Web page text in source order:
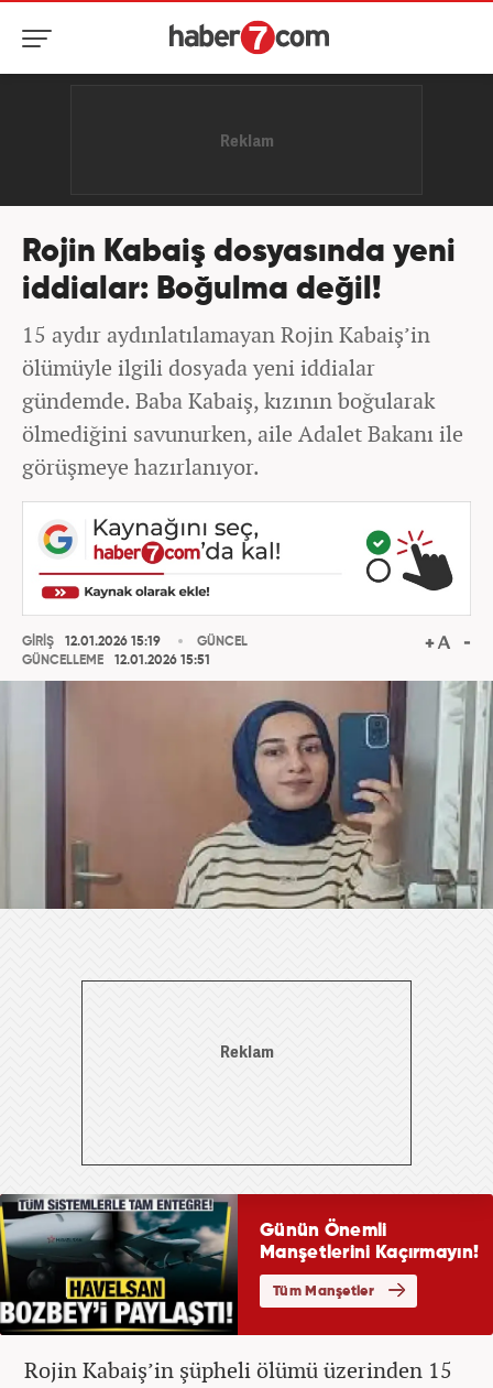
Rojin Kabaiş dosyasında yeni
iddialar: Boğulma değil!
15 aydır aydınlatılamayan Rojin Kabaiş’in
ölümüyle ilgili dosyada yeni iddialar
gündemde. Baba Kabaiş, kızının boğularak
ölmediğini savunurken, aile Adalet Bakanı ile
görüşmeye hazırlanıyor.
GİRİŞ
12.01.2026 15:19
GÜNCELLEME
12.01.2026 15:51
GÜNCEL
Rojin Kabaiş’in şüpheli ölümü üzerinden 15